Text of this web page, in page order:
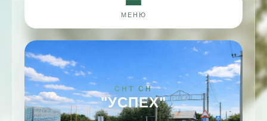
МЕНЮ
СНТ СН
"УСПЕХ"